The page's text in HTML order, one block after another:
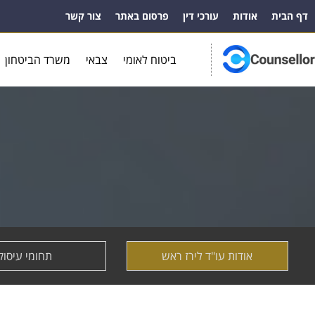
דף הבית אודות עורכי דין פרסום באתר צור קשר
ביטוח לאומי צבאי משרד הביטחון
אודות עו"ד לירז ראש תחומי